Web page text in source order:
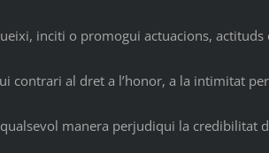
inciti o promogui actuacions, actituds
al dret a l’honor, a la intimitat
manera perjudiqui la credibilitat